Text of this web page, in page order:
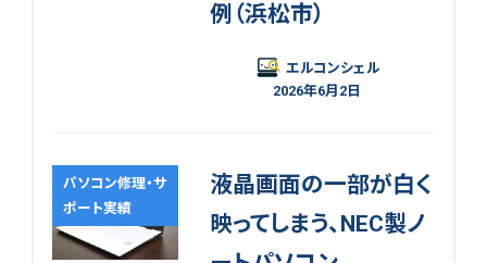
例（浜松市）
エルコンシェル
2026年6月2日
パソコン修理・サ
ポート実績
液晶画面の一部が白く
映ってしまう、NEC製ノ